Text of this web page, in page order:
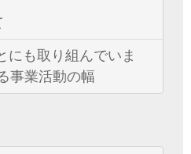
にも取り組んでいま
事業活動の幅